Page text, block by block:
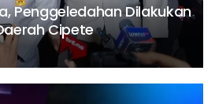
Penggeledahan Dilakukan
Cipete